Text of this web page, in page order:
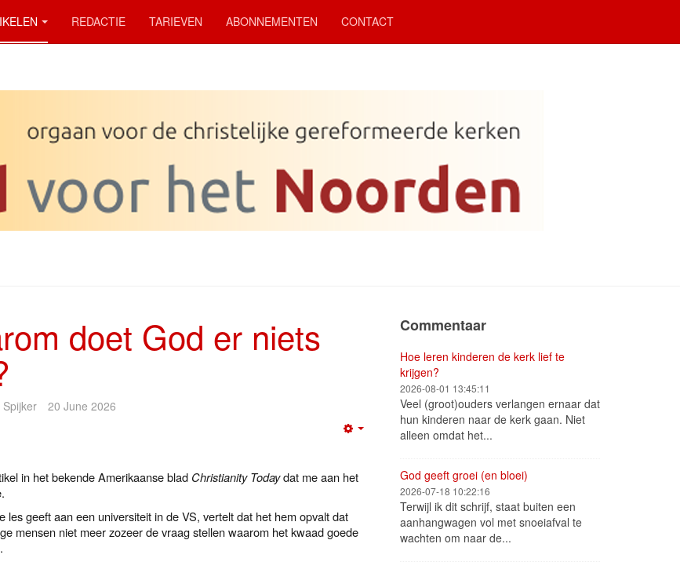
REDACTIE TARIEVEN ABONNEMENTEN CONTACT
doet God er niets
Spijker 20 June 2026
in het bekende Amerikaanse blad Christianity Todaydat me aan het
les geeft aan een universiteit in de VS, vertelt dat het hem opvalt dat
mensen niet meer zozeer de vraag stellen waarom het kwaad goede
Commentaar
Hoe leren kinderen de kerk lief te
krijgen?
2026-08-01 13:45:11
Veel (groot)ouders verlangen ernaar dat
hun kinderen naar de kerk gaan. Niet
alleen omdat het...
God geeft groei (en bloei)
2026-07-18 10:22:16
Terwijl ik dit schrijf, staat buiten een
aanhangwagen vol met snoeiafval te
wachten om naar de...